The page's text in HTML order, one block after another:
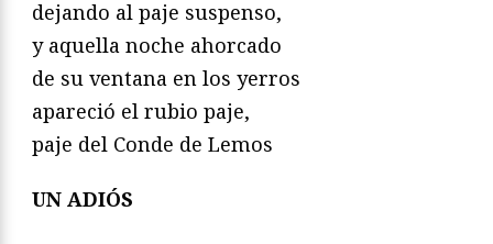
dejando al paje suspenso,
y aquella noche ahorcado
de su ventana en los yerros
apareció el rubio paje,
paje del Conde de Lemos
UN ADIÓS